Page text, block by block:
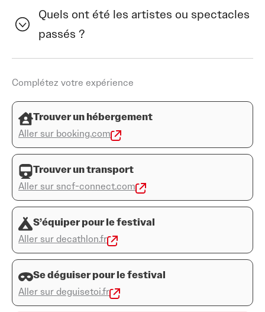
plateforme pour l’expression artistique et musicale.
Quels ont été les artistes ou spectacles
passés ?
Complétez votre expérience
Trouver un hébergement
Aller sur booking.com
Trouver un transport
Aller sur sncf-connect.com
S’équiper pour le festival
Aller sur decathlon.fr
Se déguiser pour le festival
Aller sur deguisetoi.fr